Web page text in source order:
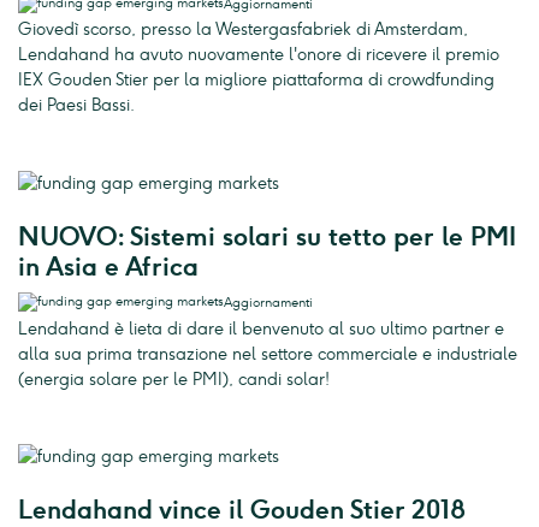
Aggiornamenti
Giovedì scorso, presso la Westergasfabriek di Amsterdam,
Lendahand ha avuto nuovamente l'onore di ricevere il premio
IEX Gouden Stier per la migliore piattaforma di crowdfunding
dei Paesi Bassi.
NUOVO: Sistemi solari su tetto per le PMI
in Asia e Africa
Aggiornamenti
Lendahand è lieta di dare il benvenuto al suo ultimo partner e
alla sua prima transazione nel settore commerciale e industriale
(energia solare per le PMI), candi solar!
Lendahand vince il Gouden Stier 2018